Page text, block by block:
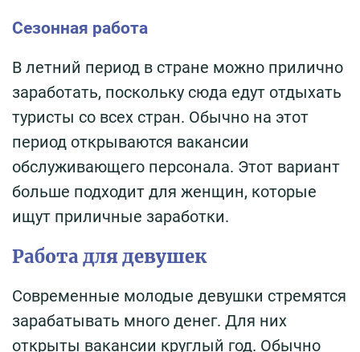
Сезонная работа
В летний период в стране можно прилично
заработать, поскольку сюда едут отдыхать
туристы со всех стран. Обычно на этот
период открываются вакансии
обслуживающего персонала. Этот вариант
больше подходит для женщин, которые
ищут приличные заработки.
Работа для девушек
Современные молодые девушки стремятся
зарабатывать много денег. Для них
открыты вакансии круглый год. Обычно